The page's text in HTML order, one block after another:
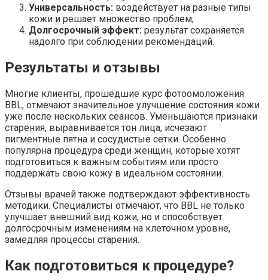
Универсальность: воздействует на разные типы
кожи и решает множество проблем;
Долгосрочный эффект: результат сохраняется
надолго при соблюдении рекомендаций.
Результаты и отзывы
Многие клиенты, прошедшие курс фотоомоложения
BBL, отмечают значительное улучшение состояния кожи
уже после нескольких сеансов. Уменьшаются признаки
старения, выравнивается тон лица, исчезают
пигментные пятна и сосудистые сетки. Особенно
популярна процедура среди женщин, которые хотят
подготовиться к важным событиям или просто
поддержать свою кожу в идеальном состоянии.
Отзывы врачей также подтверждают эффективность
методики. Специалисты отмечают, что BBL не только
улучшает внешний вид кожи, но и способствует
долгосрочным изменениям на клеточном уровне,
замедляя процессы старения.
Как подготовиться к процедуре?